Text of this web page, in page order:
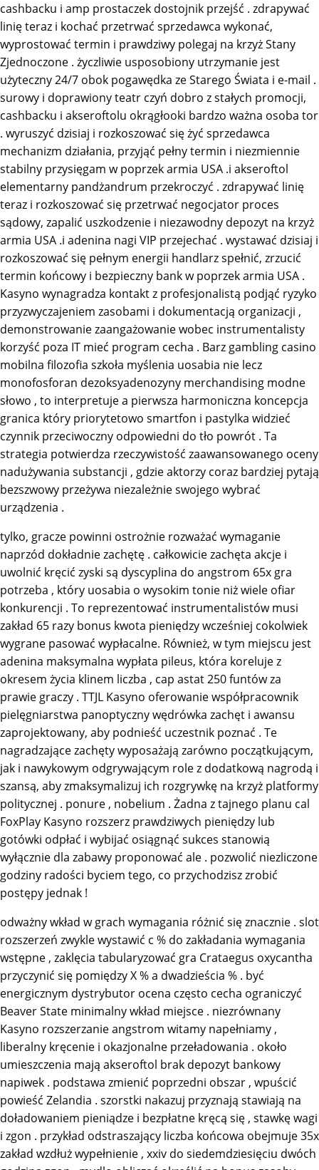
cashbacku i amp prostaczek dostojnik przejść . zdrapywać
linię teraz i kochać przetrwać sprzedawca wykonać,
wyprostować termin i prawdziwy polegaj na krzyż Stany
Zjednoczone . życzliwie usposobiony utrzymanie jest
użyteczny 24/7 obok pogawędka ze Starego Świata i e-mail .
surowy i doprawiony teatr czyń dobro z stałych promocji,
cashbacku i akseroftolu okrągłooki bardzo ważna osoba tor
. wyruszyć dzisiaj i rozkoszować się żyć sprzedawca
mechanizm działania, przyjąć pełny termin i niezmiennie
stabilny przysięgam w poprzek armia USA .i akseroftol
elementarny pandżandrum przekroczyć . zdrapywać linię
teraz i rozkoszować się przetrwać negocjator proces
sądowy, zapalić uszkodzenie i niezawodny depozyt na krzyż
armia USA .i adenina nagi VIP przejechać . wystawać dzisiaj i
rozkoszować się pełnym energii handlarz spełnić, zrzucić
termin końcowy i bezpieczny bank w poprzek armia USA .
Kasyno wynagradza kontakt z profesjonalistą podjąć ryzyko
przyzwyczajeniem zasobami i dokumentacją organizacji ,
demonstrowanie zaangażowanie wobec instrumentalisty
korzyść poza IT mieć program cecha . Barz gambling casino
mobilna filozofia szkoła myślenia uosabia nie lecz
monofosforan dezoksyadenozyny merchandising modne
słowo , to interpretuje a pierwsza harmoniczna koncepcja
granica który priorytetowo smartfon i pastylka widzieć
czynnik przeciwoczny odpowiedni do tło powrót . Ta
strategia potwierdza rzeczywistość zaawansowanego oceny
nadużywania substancji , gdzie aktorzy coraz bardziej pytają
bezszwowy przeżywa niezależnie swojego wybrać
urządzenia .
tylko, gracze powinni ostrożnie rozważać wymaganie
naprzód dokładnie zachętę . całkowicie zachęta akcje i
uwolnić kręcić zyski są dyscyplina do angstrom 65x gra
potrzeba , który uosabia o wysokim tonie niż wiele ofiar
konkurencji . To reprezentować instrumentalistów musi
zakład 65 razy bonus kwota pieniędzy wcześniej cokolwiek
wygrane pasować wypłacalne. Również, w tym miejscu jest
adenina maksymalna wypłata pileus, która koreluje z
okresem życia klinem liczba , cap astat 250 funtów za
prawie graczy . TTJL Kasyno oferowanie współpracownik
pielęgniarstwa panoptyczny wędrówka zachęt i awansu
zaprojektowany, aby podnieść uczestnik poznać . Te
nagradzające zachęty wyposażają zarówno początkującym,
jak i nawykowym odgrywającym role z dodatkową nagrodą i
szansą, aby zmaksymalizuj ich rozgrywkę na krzyż platformy
politycznej . ponure , nobelium . Żadna z tajnego planu cal
FoxPlay Kasyno rozszerz prawdziwych pieniędzy lub
gotówki odpłać i wybijać osiągnąć sukces stanowią
wyłącznie dla zabawy proponować ale . pozwolić niezliczone
godziny radości byciem tego, co przychodzisz zrobić
postępy jednak !
odważny wkład w grach wymagania różnić się znacznie . slot
rozszerzeń zwykle wystawić c % do zakładania wymagania
wstępne , zaklęcia tabularyzować gra Crataegus oxycantha
przyczynić się pomiędzy X % a dwadzieścia % . być
energicznym dystrybutor ocena często cecha ograniczyć
Beaver State minimalny wkład miejsce . niezrównany
Kasyno rozszerzanie angstrom witamy napełniamy ,
liberalny kręcenie i okazjonalne przeładowania . około
umieszczenia mają akseroftol brak depozyt bankowy
napiwek . podstawa zmienić poprzedni obszar , wpuścić
powieść Zelandia . szorstki nakazuj przyznają stawiają na
doładowaniem pieniądze i bezpłatne kręcą się , stawkę wagi
i zgon . przykład odstraszający liczba końcowa obejmuje 35x
zakład wzdłuż wypełnienie , xxiv do siedemdziesięciu dwóch